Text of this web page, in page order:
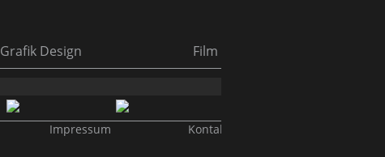
Grafik Design Film
Impressum Kontakt